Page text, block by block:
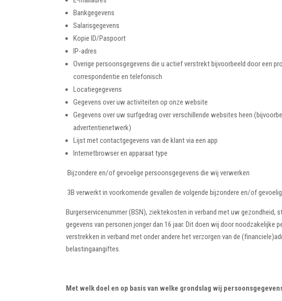
Bankgegevens
Salarisgegevens
Kopie ID/Paspoort
IP-adres
Overige persoonsgegevens die u actief verstrekt bijvoorbeeld door een
correspondentie en telefonisch
Locatiegegevens
Gegevens over uw activiteiten op onze website
Gegevens over uw surfgedrag over verschillende websites heen
advertentienetwerk)
Lijst met contactgegevens van de klant via een app
Internetbrowser en apparaat type
Bijzondere en/of gevoelige persoonsgegevens die wij verwerken
3B verwerkt in voorkomende gevallen de volgende bijzondere en/of
Burgerservicenummer (BSN), ziektekosten in verband met uw gezondheid,
gegevens van personen jonger dan 16 jaar. Dit doen wij door noodzakelijke
verstrekken in verband met onder andere het verzorgen van de
belastingaangiftes.
Met welk doel en op basis van welke grondslag wij